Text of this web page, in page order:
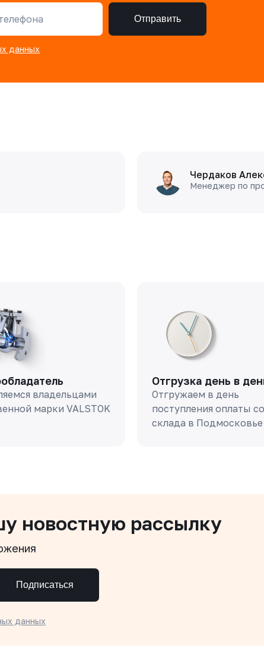
Отправить
данных
Чердаков
Менеджер по
владельцами
марки VALSTOK
Отгрузка день в
Отгружаем в день
поступления оплаты со
склада в Подмосковье
новостную рассылку
Подписаться
данных